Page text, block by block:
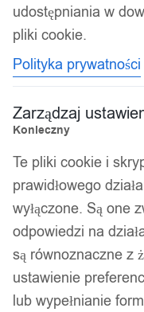
udostępniania w
pliki cookie.
Polityka prywatności
Zarządzaj
Konieczny
Te pliki cookie i
prawidłowego
wyłączone. Są one
odpowiedzi na
są równoznaczne z
ustawienie
lub wypełnianie